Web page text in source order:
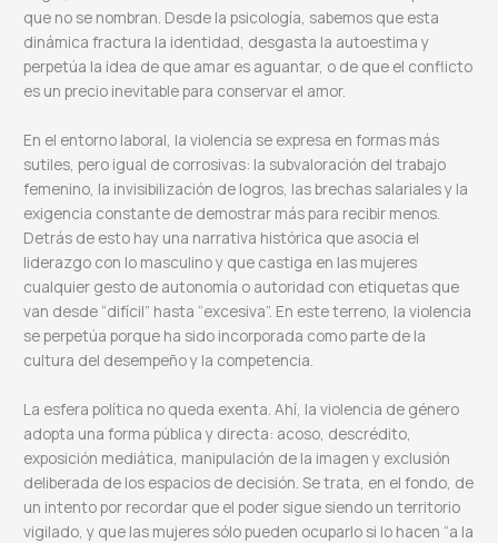
que no se nombran. Desde la psicología, sabemos que esta
dinámica fractura la identidad, desgasta la autoestima y
perpetúa la idea de que amar es aguantar, o de que el conflicto
es un precio inevitable para conservar el amor.
En el entorno laboral, la violencia se expresa en formas más
sutiles, pero igual de corrosivas: la subvaloración del trabajo
femenino, la invisibilización de logros, las brechas salariales y la
exigencia constante de demostrar más para recibir menos.
Detrás de esto hay una narrativa histórica que asocia el
liderazgo con lo masculino y que castiga en las mujeres
cualquier gesto de autonomía o autoridad con etiquetas que
van desde “difícil” hasta “excesiva”. En este terreno, la violencia
se perpetúa porque ha sido incorporada como parte de la
cultura del desempeño y la competencia.
La esfera política no queda exenta. Ahí, la violencia de género
adopta una forma pública y directa: acoso, descrédito,
exposición mediática, manipulación de la imagen y exclusión
deliberada de los espacios de decisión. Se trata, en el fondo, de
un intento por recordar que el poder sigue siendo un territorio
vigilado, y que las mujeres sólo pueden ocuparlo si lo hacen “a la